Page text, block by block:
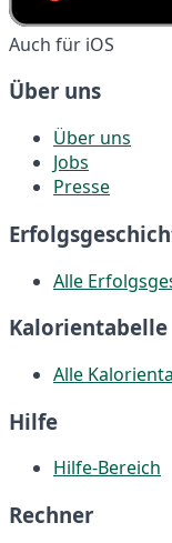
Auch für iOS
Über uns
Über uns
Jobs
Presse
Alle
Kalorientabelle
Alle
Hilfe
Hilfe-Bereich
Rechner